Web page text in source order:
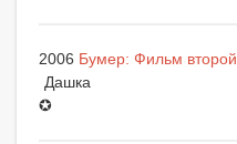
2006 Бумер: Фильм второй
Дашка
✪